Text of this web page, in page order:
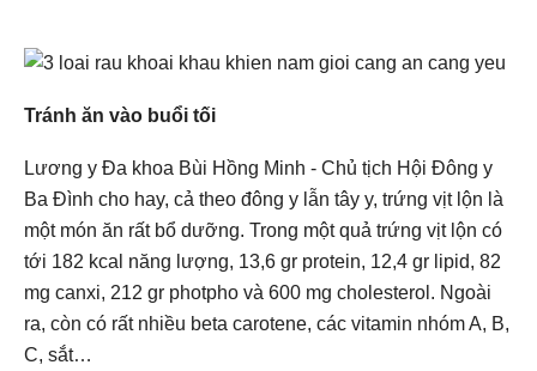
Tránh ăn vào buổi tối
Lương y Đa khoa Bùi Hồng Minh - Chủ tịch Hội Đông y
Ba Đình cho hay, cả theo đông y lẫn tây y, trứng vịt lộn là
một món ăn rất bổ dưỡng. Trong một quả trứng vịt lộn có
tới 182 kcal năng lượng, 13,6 gr protein, 12,4 gr lipid, 82
mg canxi, 212 gr photpho và 600 mg cholesterol. Ngoài
ra, còn có rất nhiều beta carotene, các vitamin nhóm A, B,
C, sắt…